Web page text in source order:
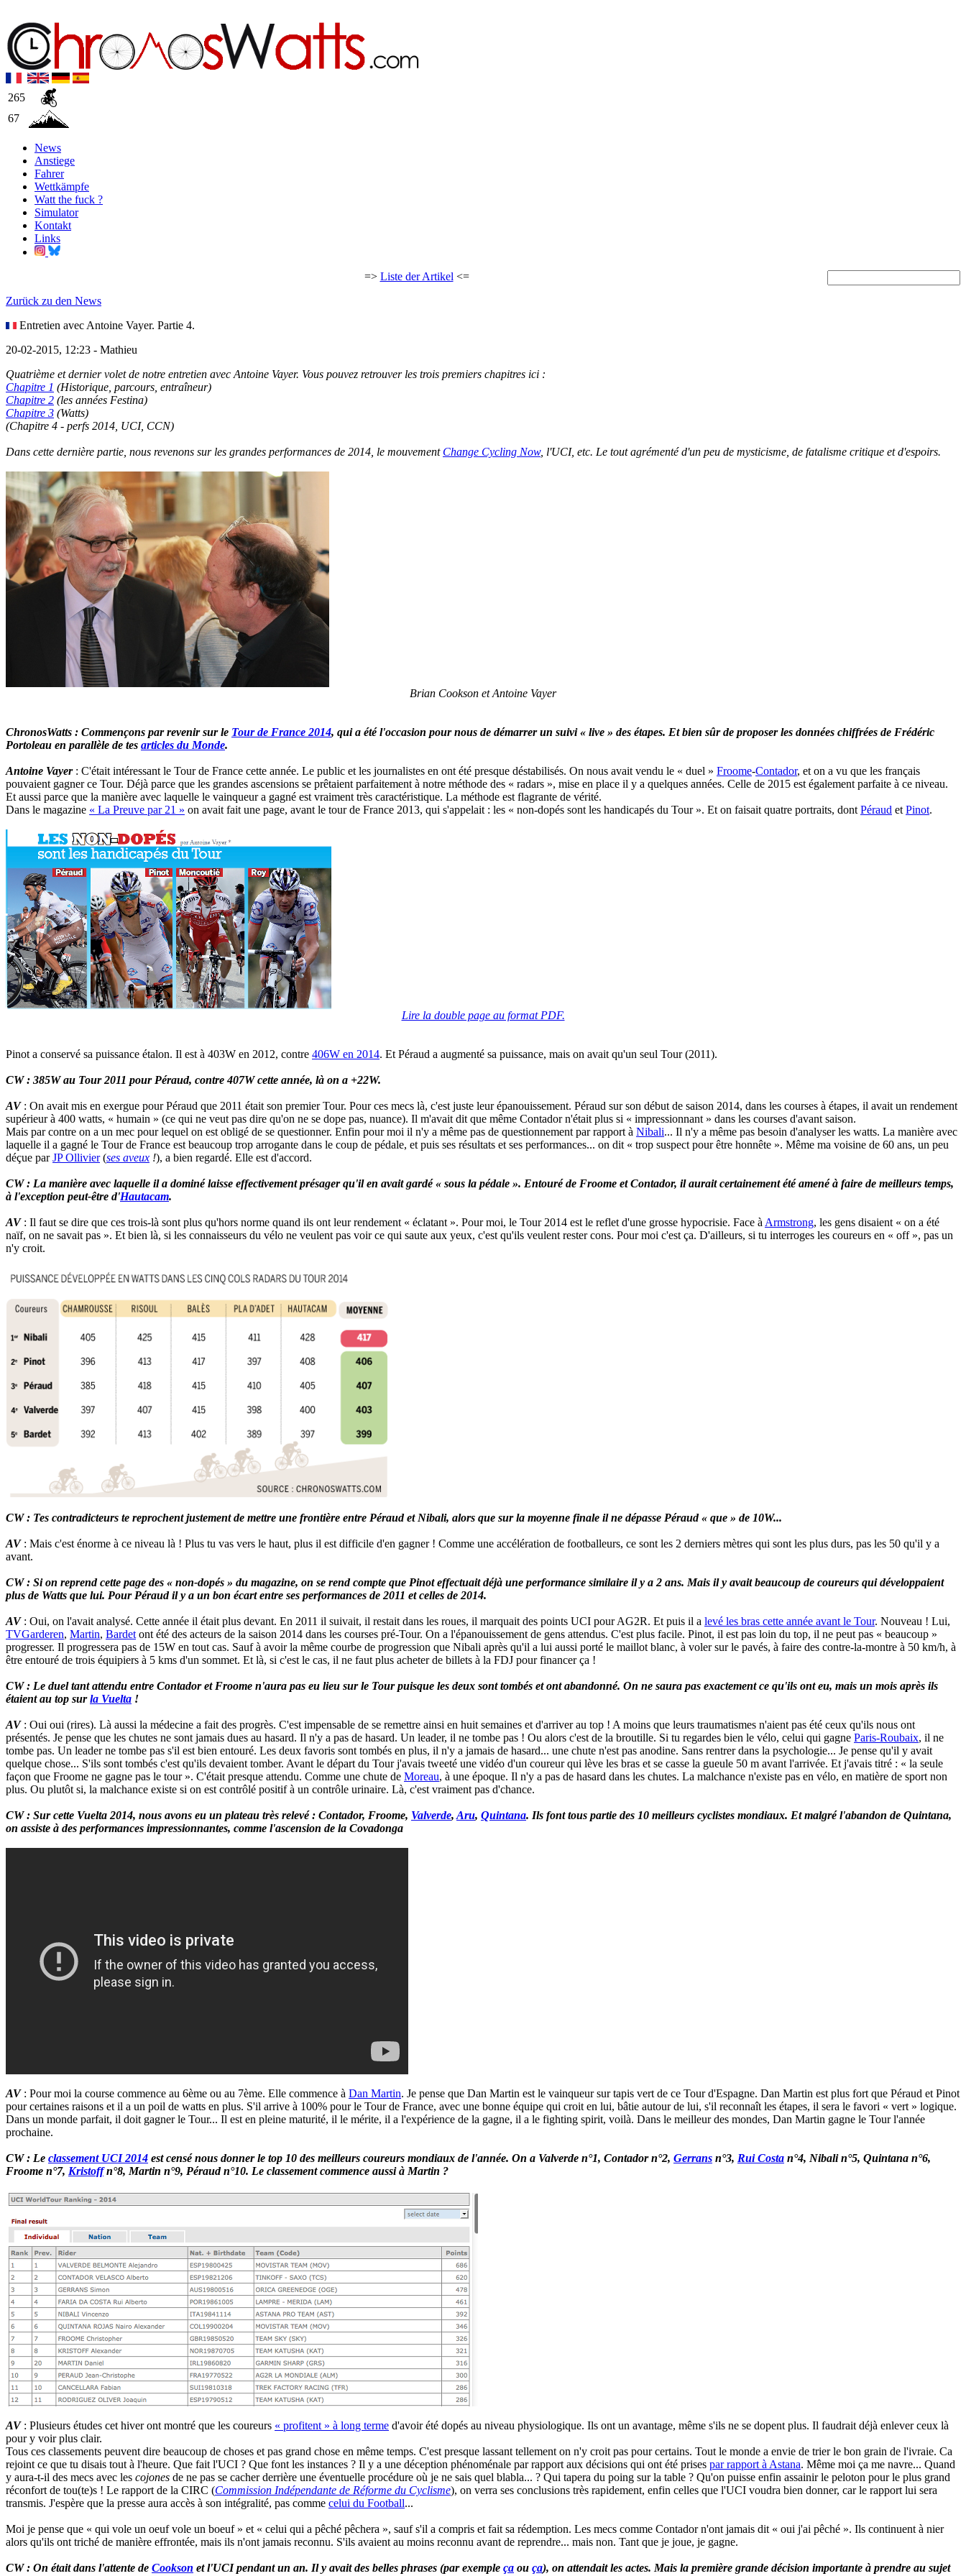
265
67
News
Anstiege
Fahrer
Wettkämpfe
Watt the fuck ?
Simulator
Kontakt
Links
=> Liste der Artikel <=
Zurück zu den News
Entretien avec Antoine Vayer. Partie 4.
20-02-2015, 12:23 - Mathieu
Quatrième et dernier volet de notre entretien avec Antoine Vayer. Vous pouvez retrouver les trois premiers chapitres ici :
Chapitre 1 (Historique, parcours, entraîneur)
Chapitre 2 (les années Festina)
Chapitre 3 (Watts)
(Chapitre 4 - perfs 2014, UCI, CCN)
Dans cette dernière partie, nous revenons sur les grandes performances de 2014, le mouvement Change Cycling Now, l'UCI, etc. Le tout agrémenté d'un peu de mysticisme, de fatalisme critique et d'espoirs.
Brian Cookson et Antoine Vayer
ChronosWatts : Commençons par revenir sur le Tour de France 2014, qui a été l'occasion pour nous de démarrer un suivi « live » des étapes. Et bien sûr de proposer les données chiffrées de Frédéric
Portoleau en parallèle de tes articles du Monde.
Antoine Vayer: C'était intéressant le Tour de France cette année. Le public et les journalistes en ont été presque déstabilisés. On nous avait vendu le « duel » Froome-Contador, et on a vu que les français
pouvaient gagner ce Tour. Déjà parce que les grandes ascensions se prêtaient parfaitement à notre méthode des « radars », mise en place il y a quelques années. Celle de 2015 est également parfaite à ce niveau.
Et aussi parce que la manière avec laquelle le vainqueur a gagné est vraiment très caractéristique. La méthode est flagrante de vérité.
Dans le magazine « La Preuve par 21 » on avait fait une page, avant le tour de France 2013, qui s'appelait : les « non-dopés sont les handicapés du Tour ». Et on faisait quatre portraits, dont Péraud et Pinot.
Lire la double page au format PDF.
Pinot a conservé sa puissance étalon. Il est à 403W en 2012, contre 406W en 2014. Et Péraud a augmenté sa puissance, mais on avait qu'un seul Tour (2011).
CW : 385W au Tour 2011 pour Péraud, contre 407W cette année, là on a +22W.
AV: On avait mis en exergue pour Péraud que 2011 était son premier Tour. Pour ces mecs là, c'est juste leur épanouissement. Péraud sur son début de saison 2014, dans les courses à étapes, il avait un rendement
supérieur à 400 watts, « humain » (ce qui ne veut pas dire qu'on ne se dope pas, nuance). Il m'avait dit que même Contador n'était plus si « impressionnant » dans les courses d'avant saison.
Mais par contre on a un mec pour lequel on est obligé de se questionner. Enfin pour moi il n'y a même pas de questionnement par rapport à Nibali... Il n'y a même pas besoin d'analyser les watts. La manière avec
laquelle il a gagné le Tour de France est beaucoup trop arrogante dans le coup de pédale, et puis ses résultats et ses performances... on dit « trop suspect pour être honnête ». Même ma voisine de 60 ans, un peu
déçue parJP Ollivier(ses aveux !), a bien regardé. Elle est d'accord.
CW : La manière avec laquelle il a dominé laisse effectivement présager qu'il en avait gardé « sous la pédale ». Entouré de Froome et Contador, il aurait certainement été amené à faire de meilleurs temps,
à l'exception peut-être d'Hautacam.
AV: Il faut se dire que ces trois-là sont plus qu'hors norme quand ils ont leur rendement « éclatant ». Pour moi, le Tour 2014 est le reflet d'une grosse hypocrisie. Face à Armstrong, les gens disaient « on a été
naïf, on ne savait pas ». Et bien là, si les connaisseurs du vélo ne veulent pas voir ce qui saute aux yeux, c'est qu'ils veulent rester cons. Pour moi c'est ça. D'ailleurs, si tu interroges les coureurs en « off », pas un
n'y croit.
CW : Tes contradicteurs te reprochent justement de mettre une frontière entre Péraud et Nibali, alors que sur la moyenne finale il ne dépasse Péraud « que » de 10W...
AV: Mais c'est énorme à ce niveau là ! Plus tu vas vers le haut, plus il est difficile d'en gagner ! Comme une accélération de footballeurs, ce sont les 2 derniers mètres qui sont les plus durs, pas les 50 qu'il y a
avant.
CW : Si on reprend cette page des « non-dopés » du magazine, on se rend compte que Pinot effectuait déjà une performance similaire il y a 2 ans. Mais il y avait beaucoup de coureurs qui développaient
plus de Watts que lui. Pour Péraud il y a un bon écart entre ses performances de 2011 et celles de 2014.
AV: Oui, on l'avait analysé. Cette année il était plus devant. En 2011 il suivait, il restait dans les roues, il marquait des points UCI pour AG2R. Et puis il a levé les bras cette année avant le Tour. Nouveau ! Lui,
TVGarderen, Martin, Bardet ont été des acteurs de la saison 2014 dans les courses pré-Tour. On a l'épanouissement de gens attendus. C'est plus facile. Pinot, il est pas loin du top, il ne peut pas « beaucoup »
progresser. Il progressera pas de 15W en tout cas. Sauf à avoir la même courbe de progression que Nibali après qu'il a lui aussi porté le maillot blanc, à voler sur le pavés, à faire des contre-la-montre à 50 km/h, à
être entouré de trois équipiers à 5 kms d'un sommet. Et là, si c'est le cas, il ne faut plus acheter de billets à la FDJ pour financer ça !
CW : Le duel tant attendu entre Contador et Froome n'aura pas eu lieu sur le Tour puisque les deux sont tombés et ont abandonné. On ne saura pas exactement ce qu'ils ont eu, mais un mois après ils
étaient au top surla Vuelta !
AV: Oui oui (rires). Là aussi la médecine a fait des progrès. C'est impensable de se remettre ainsi en huit semaines et d'arriver au top ! A moins que leurs traumatismes n'aient pas été ceux qu'ils nous ont
présentés. Je pense que les chutes ne sont jamais dues au hasard. Il n'y a pas de hasard. Un leader, il ne tombe pas ! Ou alors c'est de la broutille. Si tu regardes bien le vélo, celui qui gagne Paris-Roubaix, il ne
tombe pas. Un leader ne tombe pas s'il est bien entouré. Les deux favoris sont tombés en plus, il n'y a jamais de hasard... une chute n'est pas anodine. Sans rentrer dans la psychologie... Je pense qu'il y avait
quelque chose... S'ils sont tombés c'est qu'ils devaient tomber. Avant le départ du Tour j'avais tweeté une vidéo d'un coureur qui lève les bras et se casse la gueule 50 m avant l'arrivée. Et j'avais titré : « la seule
façon que Froome ne gagne pas le tour ». C'était presque attendu. Comme une chute de Moreau, à une époque. Il n'y a pas de hasard dans les chutes. La malchance n'existe pas en vélo, en matière de sport non
plus. Ou plutôt si, la malchance existe si on est contrôlé positif à un contrôle urinaire. Là, c'est vraiment pas d'chance.
CW : Sur cette Vuelta 2014, nous avons eu un plateau très relevé : Contador, Froome, Valverde, Aru, Quintana. Ils font tous partie des 10 meilleurs cyclistes mondiaux. Et malgré l'abandon de Quintana,
on assiste à des performances impressionnantes, comme l'ascension de la Covadonga
AV: Pour moi la course commence au 6ème ou au 7ème. Elle commence à Dan Martin. Je pense que Dan Martin est le vainqueur sur tapis vert de ce Tour d'Espagne. Dan Martin est plus fort que Péraud et Pinot
pour certaines raisons et il a un poil de watts en plus. S'il arrive à 100% pour le Tour de France, avec une bonne équipe qui croit en lui, bâtie autour de lui, s'il reconnaît les étapes, il sera le favori « vert » logique.
Dans un monde parfait, il doit gagner le Tour... Il est en pleine maturité, il le mérite, il a l'expérience de la gagne, il a le fighting spirit, voilà. Dans le meilleur des mondes, Dan Martin gagne le Tour l'année
prochaine.
CW : Le classement UCI 2014 est censé nous donner le top 10 des meilleurs coureurs mondiaux de l'année. On a Valverde n°1, Contador n°2, Gerrans n°3, Rui Costa n°4, Nibali n°5, Quintana n°6,
Froome n°7, Kristoffn°8, Martin n°9, Péraud n°10. Le classement commence aussi à Martin ?
AV: Plusieurs études cet hiver ont montré que les coureurs « profitent » à long terme d'avoir été dopés au niveau physiologique. Ils ont un avantage, même s'ils ne se dopent plus. Il faudrait déjà enlever ceux là
pour y voir plus clair.
Tous ces classements peuvent dire beaucoup de choses et pas grand chose en même temps. C'est presque lassant tellement on n'y croit pas pour certains. Tout le monde a envie de trier le bon grain de l'ivraie. Ca
rejoint ce que tu disais tout à l'heure. Que fait l'UCI ? Que font les instances ? Il y a une déception phénoménale par rapport aux décisions qui ont été prises par rapport à Astana. Même moi ça me navre... Quand
y aura-t-il des mecs avec les cojones de ne pas se cacher derrière une éventuelle procédure où je ne sais quel blabla... ? Qui tapera du poing sur la table ? Qu'on puisse enfin assainir le peloton pour le plus grand
réconfort de tou(te)s ! Le rapport de la CIRC (Commission Indépendante de Réforme du Cyclisme), on verra ses conclusions très rapidement, enfin celles que l'UCI voudra bien donner, car le rapport lui sera
transmis. J'espère que la presse aura accès à son intégralité, pas comme celui du Football...
Moi je pense que « qui vole un oeuf vole un boeuf » et « celui qui a pêché pêchera », sauf s'il a compris et fait sa rédemption. Les mecs comme Contador n'ont jamais dit « oui j'ai pêché ». Ils continuent à nier
alors qu'ils ont triché de manière effrontée, mais ils n'ont jamais reconnu. S'ils avaient au moins reconnu avant de reprendre... mais non. Tant que je joue, je gagne.
CW : On était dans l'attente de Cookson et l'UCI pendant un an. Il y avait des belles phrases (par exemple ça ou ça), on attendait les actes. Mais la première grande décision importante à prendre au sujet